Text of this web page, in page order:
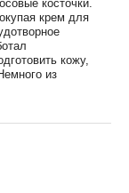
косточки.
крем для
кожу,
из